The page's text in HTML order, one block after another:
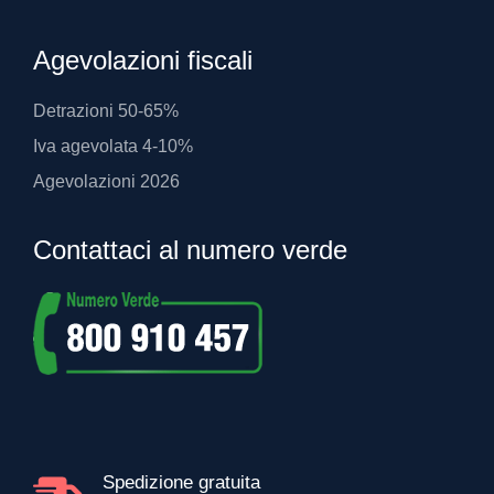
Agevolazioni fiscali
Detrazioni 50-65%
Iva agevolata 4-10%
Agevolazioni 2026
Contattaci al numero verde
Spedizione gratuita